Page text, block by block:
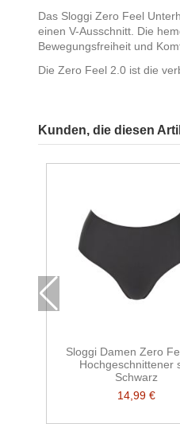
Das Sloggi Zero Feel
einen V-Ausschnitt. Die
Bewegungsfreiheit und
Die Zero Feel 2.0 ist die
Kunden, die diesen
Sloggi Damen Zero
Hochgeschnittener
Schwarz
14,99 €